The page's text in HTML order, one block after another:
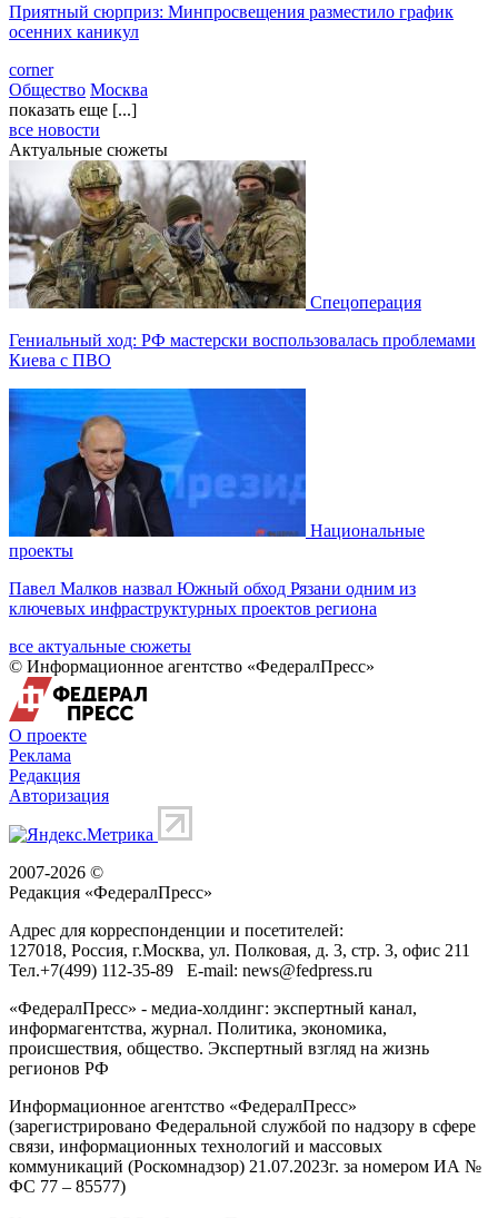
Приятный сюрприз: Минпросвещения разместило график
осенних каникул
corner
Общество Москва
показать еще [...]
все новости
Актуальные сюжеты
Спецоперация
Гениальный ход: РФ мастерски воспользовалась проблемами
Киева с ПВО
Национальные
проекты
Павел Малков назвал Южный обход Рязани одним из
ключевых инфраструктурных проектов региона
все актуальные сюжеты
© Информационное агентство «ФедералПресс»
О проекте
Реклама
Редакция
Авторизация
2007-2026 ©
Редакция «ФедералПресс»
Адрес для корреспонденции и посетителей:
127018, Россия, г.Москва, ул. Полковая, д. 3, стр. 3, офис 211
Тел.+7(499) 112-35-89 E-mail: news@fedpress.ru
«ФедералПресс» - медиа-холдинг: экспертный канал,
информагентства, журнал. Политика, экономика,
происшествия, общество. Экспертный взгляд на жизнь
регионов РФ
Информационное агентство «ФедералПресс»
(зарегистрировано Федеральной службой по надзору в сфере
связи, информационных технологий и массовых
коммуникаций (Роскомнадзор) 21.07.2023г. за номером ИА №
ФС 77 – 85577)